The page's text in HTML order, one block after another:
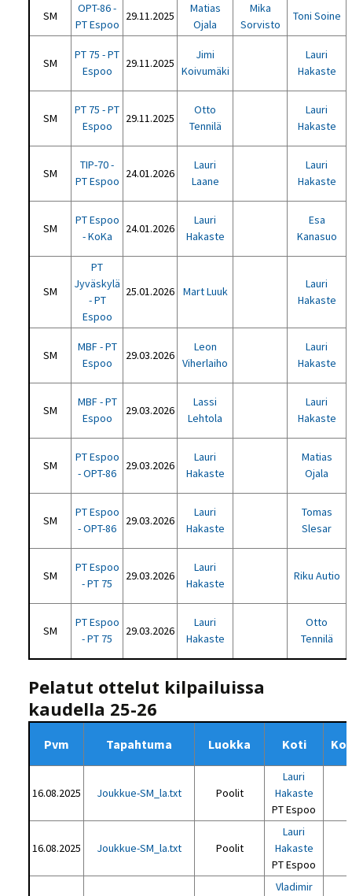
SM
OPT-86 -
PT Espoo
29.11.2025
Matias
Ojala
Mika
Sorvisto
Toni Soine
SM
PT 75 - PT
Espoo
29.11.2025
Jimi
Koivumäki
Lauri
Hakaste
SM
PT 75 - PT
Espoo
29.11.2025
Otto
Tennilä
Lauri
Hakaste
SM
TIP-70 -
PT Espoo
24.01.2026
Lauri
Laane
Lauri
Hakaste
SM
PT Espoo
- KoKa
24.01.2026
Lauri
Hakaste
Esa
Kanasuo
SM
PT
Jyväskylä
- PT
Espoo
25.01.2026 Mart Luuk
Lauri
Hakaste
SM
MBF - PT
Espoo
29.03.2026
Leon
Viherlaiho
Lauri
Hakaste
SM
MBF - PT
Espoo
29.03.2026
Lassi
Lehtola
Lauri
Hakaste
SM
PT Espoo
- OPT-86
29.03.2026
Lauri
Hakaste
Matias
Ojala
SM
PT Espoo
- OPT-86
29.03.2026
Lauri
Hakaste
Tomas
Slesar
SM
PT Espoo
- PT 75
29.03.2026
Lauri
Hakaste
Riku Autio
SM
PT Espoo
- PT 75
29.03.2026
Lauri
Hakaste
Otto
Tennilä
Pelatut ottelut kilpailuissa
kaudella 25-26
Pvm Tapahtuma Luokka Koti
16.08.2025 Joukkue-SM_la.txt Poolit
Lauri
Hakaste
PT Espoo
16.08.2025 Joukkue-SM_la.txt Poolit
Lauri
Hakaste
PT Espoo
Vladimir